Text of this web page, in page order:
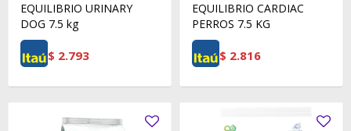
EQUILIBRIO URINARY
DOG 7.5 kg
$ 2.793
EQUILIBRIO CARDIAC
PERROS 7.5 KG
$ 2.816